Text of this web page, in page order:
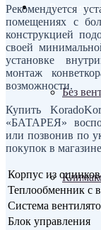
Без
Рекомендуется
помещениях с
конструкцией
своей
установке
монтаж
возможности.
Купить
«БАТАРЕЯ»
или позвонив по
покупок в
Корпус из
Теплообменник с
Система
Блок управления